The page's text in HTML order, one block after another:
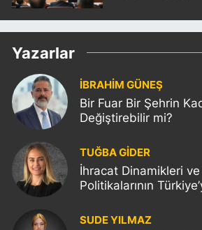
Yazarlar
İBRAHİM GÜNEŞ
Bir Fuar Bir Şehrin
Değiştirebilir mi?
TUĞBA GİDER
İhracat Dinamikleri
Politikalarının
SUDE YILMAZ